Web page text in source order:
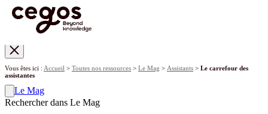
Vous êtes ici : Accueil > Toutes nos ressources > Le Mag > Assistants > Le carrefour des
assistantes
Le Mag
Rechercher dans Le Mag